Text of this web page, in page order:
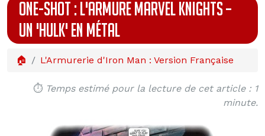
ONE-SHOT : L'ARMURE MARVEL KNIGHTS –
UN 'HULK' EN MÉTAL
🏠 L'Armurerie d'Iron Man : Version Française
⏱️ Temps estimé pour la lecture de cet article : 1
minute.